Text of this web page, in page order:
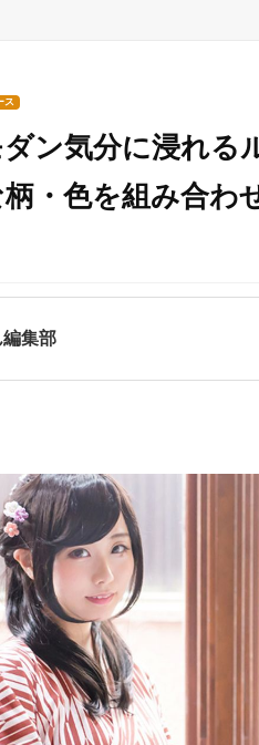
ス
ン気分に浸れる
・色を組み合わ
集部